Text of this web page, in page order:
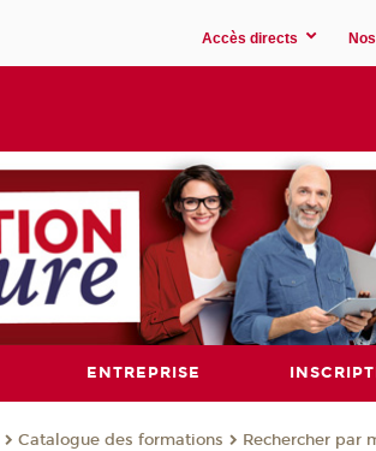
Accès directs
ENTREPRISE
Catalogue des formations Rechercher par